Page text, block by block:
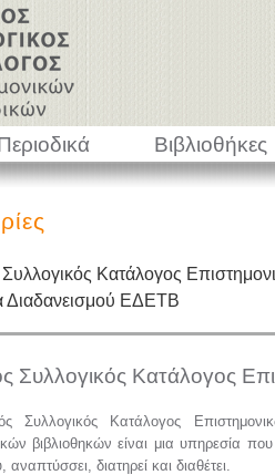
Βιβλιοθήκες
Συλλογικός Κατάλογος
Διαδανεισμού ΕΔΕΤΒ
Συλλογικός Κατάλογος
Συλλογικός Κατάλογος
βιβλιοθηκών είναι μια υπηρεσία
αναπτύσσει, διατηρεί και διαθέτει.